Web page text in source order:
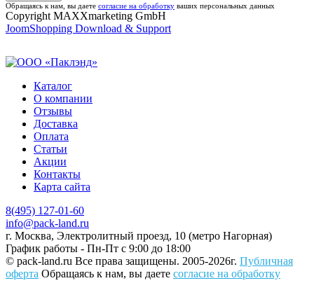
Обращаясь к нам, вы даете согласие на обработку ваших персональных данных
Copyright MAXXmarketing GmbH
JoomShopping Download & Support
Каталог
О компании
Отзывы
Доставка
Оплата
Статьи
Акции
Контакты
Карта сайта
8(495) 127-01-60
info@pack-land.ru
г. Москва, Электролитный проезд, 10 (метро Нагорная)
График работы - Пн-Пт с 9:00 до 18:00
© pack-land.ru Все права защищены. 2005-2026г. Публичная
оферта Обращаясь к нам, вы даете согласие на обработку